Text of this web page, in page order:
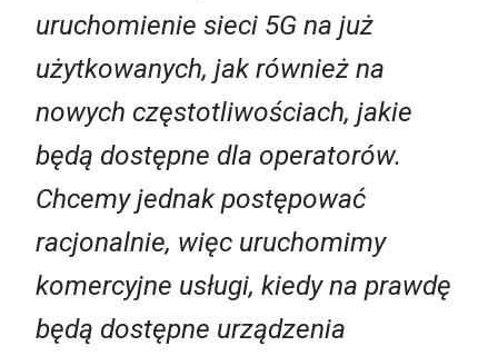
uruchomienie sieci 5G na już
użytkowanych, jak również na
nowych częstotliwościach, jakie
będą dostępne dla operatorów.
Chcemy jednak postępować
racjonalnie, więc uruchomimy
komercyjne usługi, kiedy na prawdę
będą dostępne urządzenia